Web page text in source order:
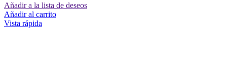
Añadir a la lista de deseos
Añadir al carrito
Vista rápida